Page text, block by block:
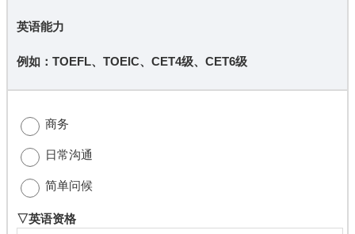
英语能力
例如：TOEFL、TOEIC、CET4级、CET6级
商务
日常沟通
简单问候
▽英语资格